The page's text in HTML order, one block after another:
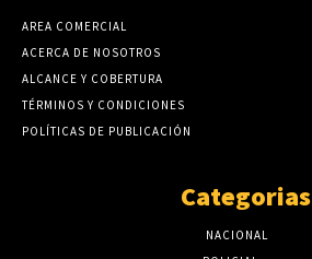
AREA COMERCIAL
ACERCA DE NOSOTROS
ALCANCE Y COBERTURA
TÉRMINOS Y CONDICIONES
POLÍTICAS DE PUBLICACIÓN
Categorias
NACIONAL